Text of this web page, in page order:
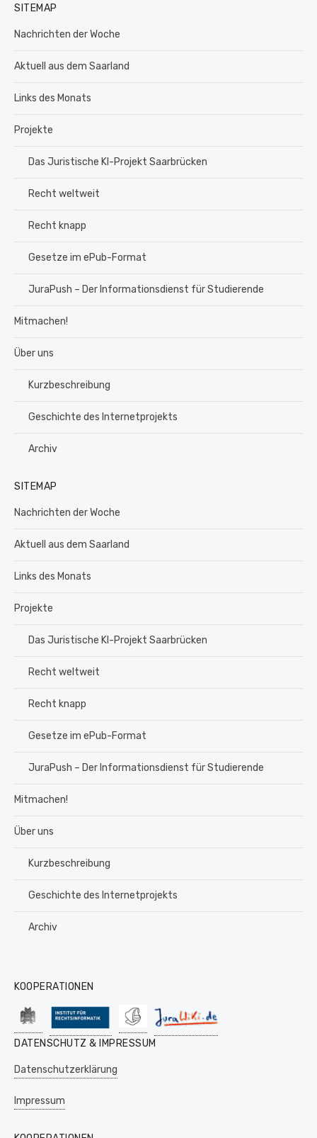
SITEMAP
Nachrichten der Woche
Aktuell aus dem Saarland
Links des Monats
Projekte
Das Juristische KI-Projekt Saarbrücken
Recht weltweit
Recht knapp
Gesetze im ePub-Format
JuraPush – Der Informationsdienst für Studierende
Mitmachen!
Über uns
Kurzbeschreibung
Geschichte des Internetprojekts
Archiv
SITEMAP
Nachrichten der Woche
Aktuell aus dem Saarland
Links des Monats
Projekte
Das Juristische KI-Projekt Saarbrücken
Recht weltweit
Recht knapp
Gesetze im ePub-Format
JuraPush – Der Informationsdienst für Studierende
Mitmachen!
Über uns
Kurzbeschreibung
Geschichte des Internetprojekts
Archiv
KOOPERATIONEN
DATENSCHUTZ & IMPRESSUM
Datenschutzerklärung
Impressum